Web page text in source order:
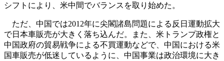
シフトにより、米中間でバランスを取り始めた。
ただ、中国では2012年に尖閣諸島問題による反日運動拡大
で日本車販売が大きく落ち込んだ。また、米トランプ政権と
中国政府の貿易戦争による不買運動などで、中国における米
国車販売が低迷しているように、中国事業は政治環境に大き